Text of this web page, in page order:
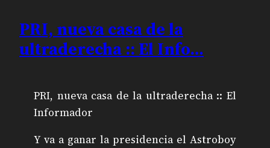
PRI, nueva casa de la
ultraderecha :: El Info…
PRI, nueva casa de la ultraderecha :: El
Informador
Y va a ganar la presidencia el Astroboy